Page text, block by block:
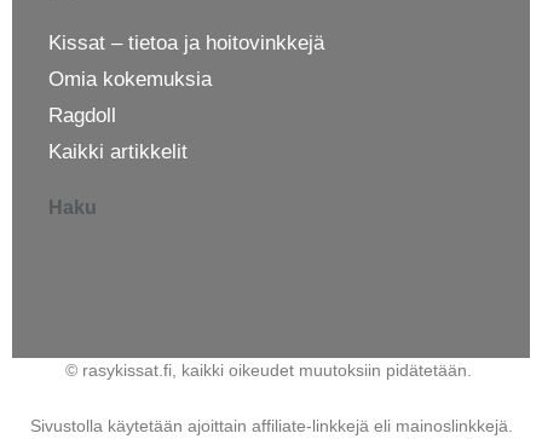
Kissat – tietoa ja hoitovinkkejä
Omia kokemuksia
Ragdoll
Kaikki artikkelit
Haku
© rasykissat.fi, kaikki oikeudet muutoksiin pidätetään.
Sivustolla käytetään ajoittain affiliate-linkkejä eli mainoslinkkejä.